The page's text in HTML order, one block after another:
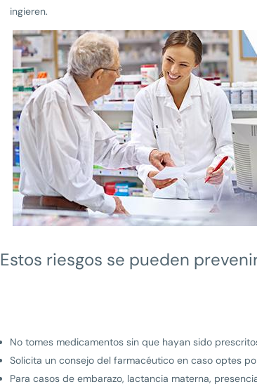
ingieren.
Estos riesgos se pueden
No tomes medicamentos sin que hayan sido
Solicita un consejo del farmacéutico en caso optes
Para casos de embarazo, lactancia materna,